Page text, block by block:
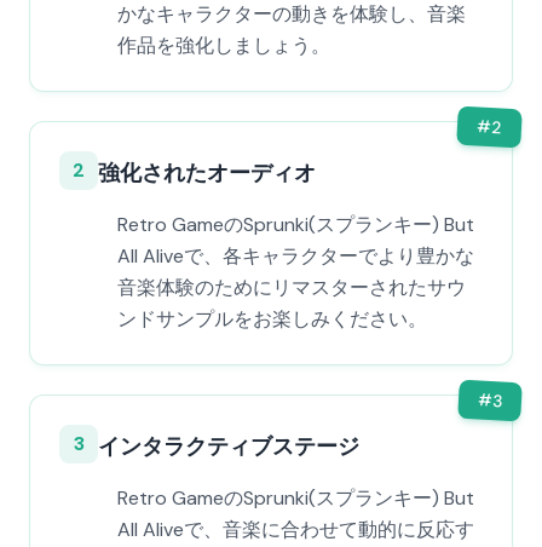
かなキャラクターの動きを体験し、音楽
作品を強化しましょう。
#2
2 強化されたオーディオ
Retro GameのSprunki(スプランキー) But
All Aliveで、各キャラクターでより豊かな
音楽体験のためにリマスターされたサウ
ンドサンプルをお楽しみください。
#3
3 インタラクティブステージ
Retro GameのSprunki(スプランキー) But
All Aliveで、音楽に合わせて動的に反応す